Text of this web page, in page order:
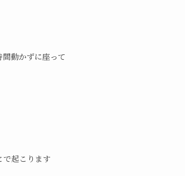
動かずに座って
で起こります